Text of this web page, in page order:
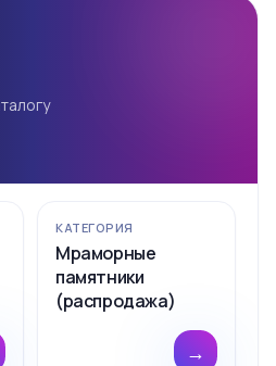
КАТЕГОРИЯ
Мраморные
памятники
(распродажа)
→